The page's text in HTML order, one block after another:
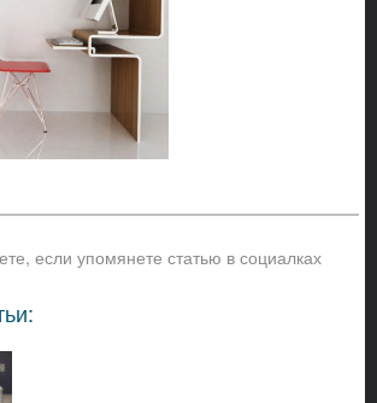
если упомянете статью в социалках